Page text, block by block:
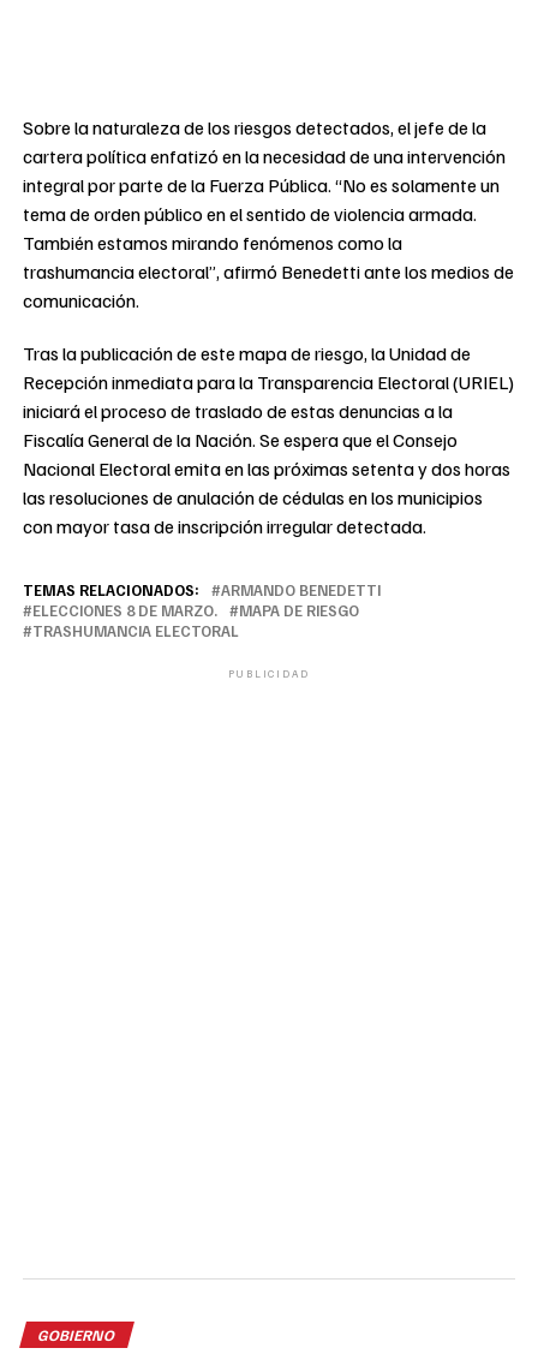
Sobre la naturaleza de los riesgos detectados, el jefe de la
cartera política enfatizó en la necesidad de una intervención
integral por parte de la Fuerza Pública. “No es solamente un
tema de orden público en el sentido de violencia armada.
También estamos mirando fenómenos como la
trashumancia electoral”, afirmó Benedetti ante los medios de
comunicación.
Tras la publicación de este mapa de riesgo, la Unidad de
Recepción inmediata para la Transparencia Electoral (URIEL)
iniciará el proceso de traslado de estas denuncias a la
Fiscalía General de la Nación. Se espera que el Consejo
Nacional Electoral emita en las próximas setenta y dos horas
las resoluciones de anulación de cédulas en los municipios
con mayor tasa de inscripción irregular detectada.
TEMAS RELACIONADOS:
ARMANDO BENEDETTI
ELECCIONES 8 DE MARZO.
MAPA DE RIESGO
TRASHUMANCIA ELECTORAL
PUBLICIDAD
GOBIERNO